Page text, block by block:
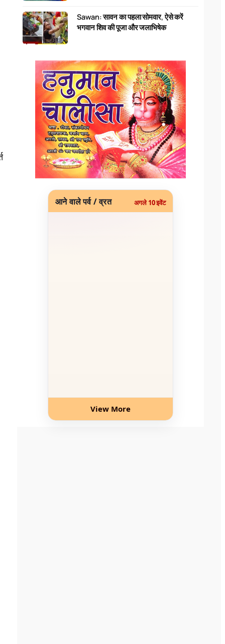
Sawan: सावन का पहला सोमवार, ऐसे करें
भगवान शिव की पूजा और जलाभिषेक
आने वाले पर्व / व्रत अगले 10 इवेंट
View More